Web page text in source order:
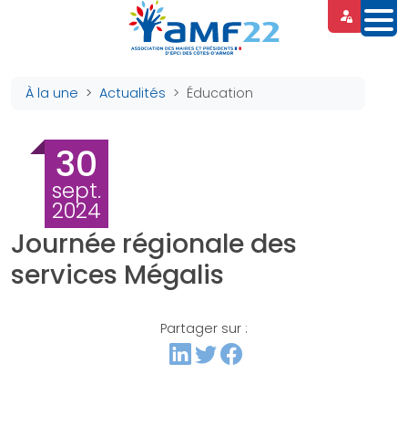
À la une Actualités Éducation
30
sept.
2024
Journée régionale des
services Mégalis
Partager sur :
Panneau de gestion des cookies